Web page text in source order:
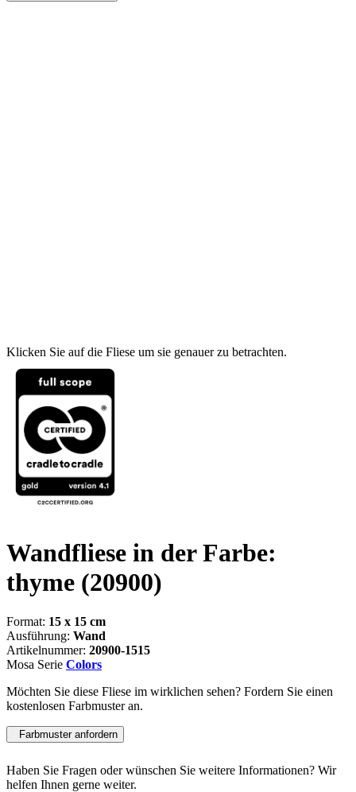
Klicken Sie auf die Fliese um sie genauer zu betrachten.
Wandfliese in der Farbe:
thyme (20900)
Format: 15 x 15 cm
Ausführung: Wand
Artikelnummer: 20900-1515
Mosa Serie Colors
Möchten Sie diese Fliese im wirklichen sehen? Fordern Sie einen
kostenlosen Farbmuster an.
Farbmuster anfordern
Haben Sie Fragen oder wünschen Sie weitere Informationen? Wir
helfen Ihnen gerne weiter.